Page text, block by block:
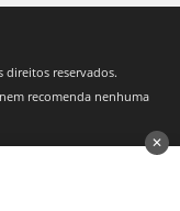
direitos reservados.
recomenda nenhuma
✕